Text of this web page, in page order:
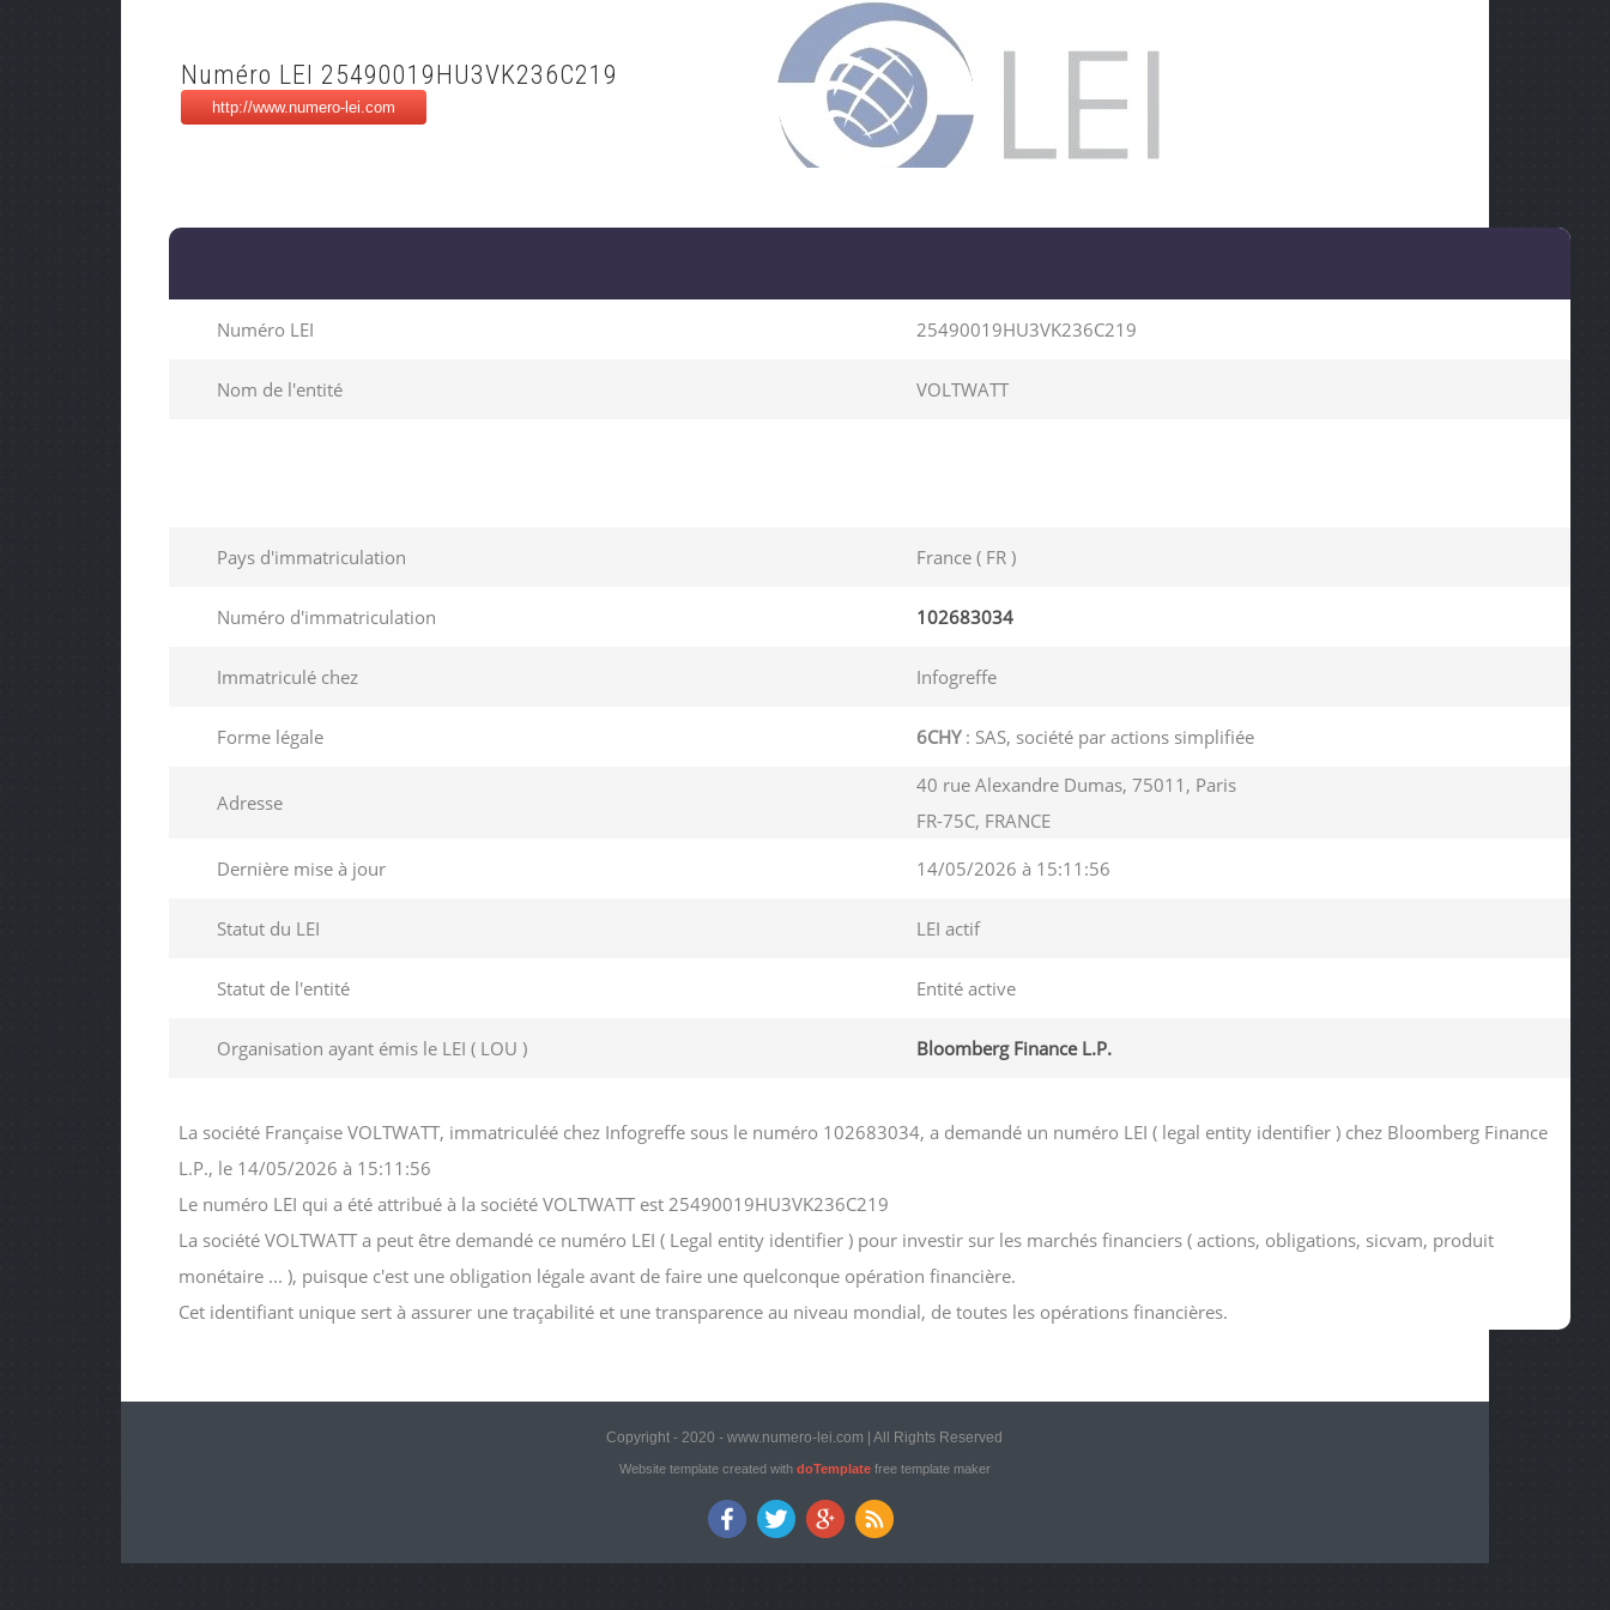
Numéro LEI 25490019HU3VK236C219
Numéro LEI 25490019HU3VK236C219
Nom de l'entité VOLTWATT
Pays d'immatriculation France ( FR )
Numéro d'immatriculation 102683034
Immatriculé chez Infogreffe
Forme légale 6CHY: SAS, société par actions simplifiée
Adresse
40 rue Alexandre Dumas, 75011, Paris
FR-75C, FRANCE
Dernière mise à jour
14/05/2026 à 15:11:56
Statut du LEI LEI actif
Statut de l'entité Entité active
Organisation ayant émis le LEI ( LOU ) Bloomberg Finance L.P.
La société Française VOLTWATT, immatriculéé chez Infogreffe sous le numéro 102683034, a demandé un numéro LEI ( legal entity identifier ) chez Bloomberg Finance
L.P., le 14/05/2026 à 15:11:56
Le numéro LEI qui a été attribué à la société VOLTWATT est 25490019HU3VK236C219
La société VOLTWATT a peut être demandé ce numéro LEI ( Legal entity identifier ) pour investir sur les marchés financiers ( actions, obligations, sicvam, produit
monétaire ... ), puisque c'est une obligation légale avant de faire une quelconque opération financière.
Cet identifiant unique sert à assurer une traçabilité et une transparence au niveau mondial, de toutes les opérations financières.
Copyright - 2020 - www.numero-lei.com | All Rights Reserved
Website template created with doTemplatefree template maker